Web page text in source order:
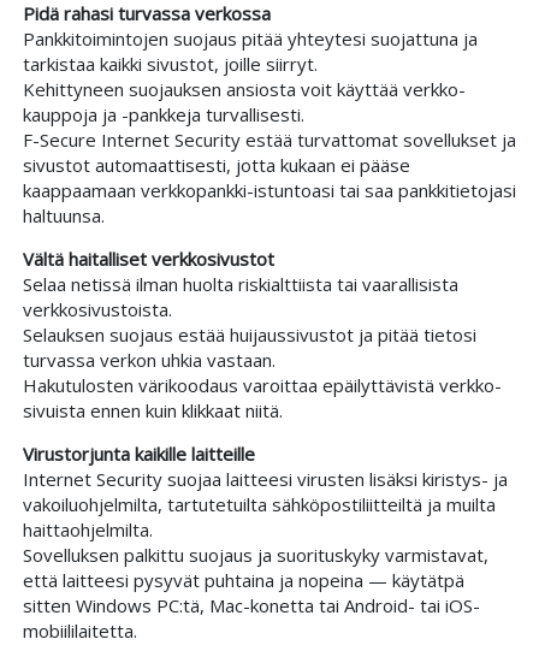
Pidä rahasi turvassa verkossa
Pankki­toimintojen suojaus pitää yhteytesi suojattuna ja
tarkistaa kaikki sivustot, joille siirryt.
Kehittyneen suojauksen ansiosta voit käyttää verkko­
kauppoja ja -pankkeja turvallisesti.
F-Secure Internet Security estää turvattomat sovellukset ja
sivustot automaattisesti, jotta kukaan ei pääse
kaappaamaan verkko­pankki-istuntoasi tai saa pankki­tietojasi
haltuunsa.
Vältä haitalliset verkko­sivustot
Selaa netissä ilman huolta riski­alttiista tai vaarallisista
verkko­sivustoista.
Selauksen suojaus estää huijaus­sivustot ja pitää tietosi
turvassa verkon uhkia vastaan.
Haku­tulosten väri­koodaus varoittaa epäilyttävistä verkko­
sivuista ennen kuin klikkaat niitä.
Virus­torjunta kaikille laitteille
Internet Security suojaa laitteesi virusten lisäksi kiristys- ja
vakoilu­ohjelmilta, tartutetuilta sähkö­posti­liitteiltä ja muilta
haitta­ohjelmilta.
Sovelluksen palkittu suojaus ja suoritus­kyky varmistavat,
että laitteesi pysyvät puhtaina ja nopeina — käytätpä
sitten Windows PC:tä, Mac-konetta tai Android- tai iOS-
mobiili­laitetta.